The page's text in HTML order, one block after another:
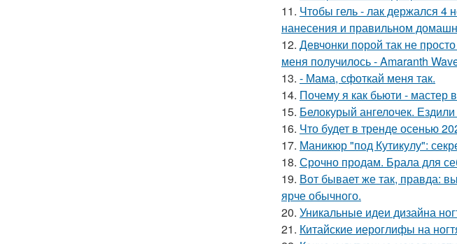
11. Чтобы гель - лак держался 4
нанесения и правильном
12. Девчонки порой так не
меня получилось - Amaranth
13. - Мама, сфоткай меня так.
14. Почему я как бьюти - мастер
15. Белокурый ангелочек.
16. Что будет в тренде осенью
17. Маникюр "под Кутикулу":
18. Срочно продам. Брала для
19. Вот бывает же так, правда:
ярче обычного.
20. Уникальные идеи дизайна
21. Китайские иероглифы на